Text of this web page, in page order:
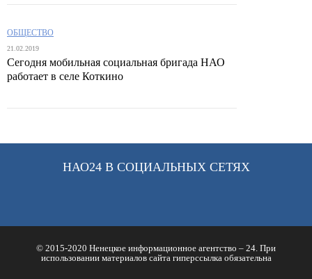
ОБЩЕСТВО
21.02.2019
Сегодня мобильная социальная бригада НАО
работает в селе Коткино
НАО24 В СОЦИАЛЬНЫХ СЕТЯХ
© 2015-2020 Ненецкое информационное агентство – 24. При
использовании материалов сайта гиперссылка обязательна